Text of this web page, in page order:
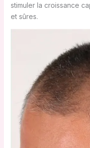
stimuler la croissance
et sûres.